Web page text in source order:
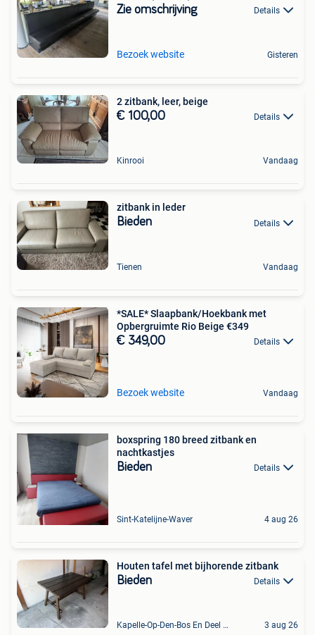
Zie omschrijving Details
Bezoek website Gisteren
2 zitbank, leer, beige
€ 100,00 Details
Kinrooi Vandaag
zitbank in leder
Bieden Details
Tienen Vandaag
*SALE* Slaapbank/Hoekbank met
Opbergruimte Rio Beige €349
€ 349,00 Details
Bezoek website Vandaag
boxspring 180 breed zitbank en
nachtkastjes
Bieden Details
Sint-Katelijne-Waver 4 aug 26
Houten tafel met bijhorende zitbank
Bieden Details
Kapelle-Op-Den-Bos En Deel Van Zemst 3 aug 26